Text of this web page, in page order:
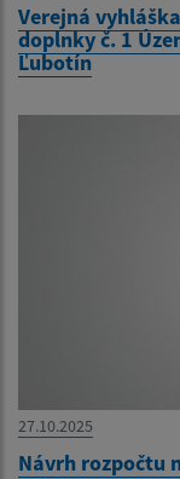
Verejná
doplnky č. 1
Ľubotín
27.10.2025
Návrh rozpočtu